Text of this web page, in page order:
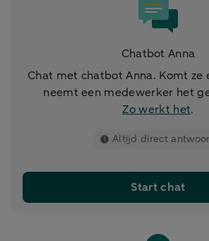
Chatbot Anna
Chat met chatbot Anna. Komt ze
neemt een medewerker het
Zo werkt het.
Altijd direct
Start chat